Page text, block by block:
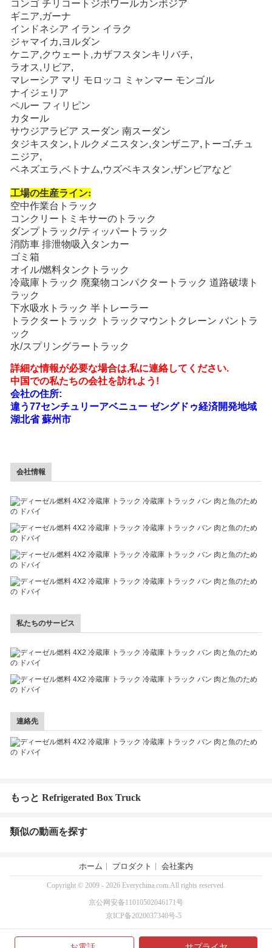
コンゴ チリ コートジボワールカンボジア
ギニア,ガーナ
インドネシア イラン イラク
ジャマイカ,ヨルダン
ケニア,クウェート,カザフスタンキリバチ,
ラオス,リビア,
マレーシア マリ モロッコ ミャンマー モンゴル
ナイジェリア
ペルー フィリピン
カタール
サウジアラビア スーダン 南スーダン
タジキスタン,トルクメニスタン,タンザニア,トーゴ,チュ
ニジア,
ベネズエラ,ベトナム,ウズベキスタン,ザンビアなど
工場の生産ライン:
空中作業台トラック
コンクリートミキサーのトラック
ダンプトラック/ティッパートラック
消防車 排泄物吸入タンカー
ゴミ箱
オイル/燃料タンクトラック
冷蔵庫トラック 廃棄物コンパクタートラック 道路破壊ト
ラック
下水吸水トラック 半トレーラー
トラクタートラック トラックマウントクレーン バントラ
ック
水/スプリングラートラック
詳細な情報が必要な場合は,私に連絡してください.
中国での私たちの会社を訪れよう!
会社の住所:
違う77センチュリーアベニュー ゼングドゥ経済開発地域
湖北省 蘇州市
会社情報
私たちのサービス
連絡先
もっと Refrigerated Box Truck
類似の動画を探す
ホーム プロダクト 会社案内
Copyright © 2009 - 2026 Everychina.com.All rights reserved.
京公网安备11010502046171号
京ICP备2020037340号-5